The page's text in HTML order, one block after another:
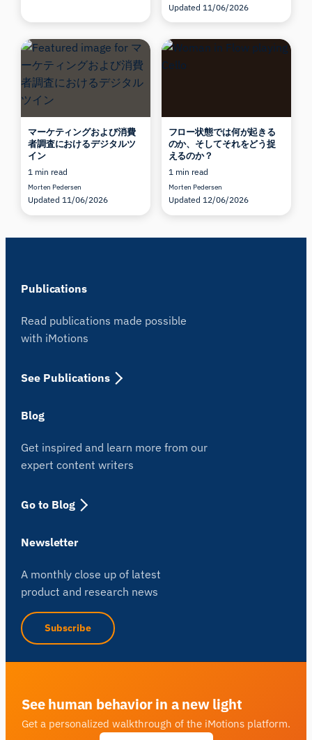
Updated 11/06/2026
マーケティングおよび消費
者調査におけるデジタルツ
イン
1 min read
Morten Pedersen
Updated 11/06/2026
フロー状態では何が起きる
のか、そしてそれをどう捉
えるのか？
1 min read
Morten Pedersen
Updated 12/06/2026
Publications
Read publications made possible
with iMotions
See Publications
Blog
Get inspired and learn more from our
expert content writers
Go to Blog
Newsletter
A monthly close up of latest
product and research news
Subscribe
See human behavior in a new light
Get a personalized walkthrough of the iMotions platform.